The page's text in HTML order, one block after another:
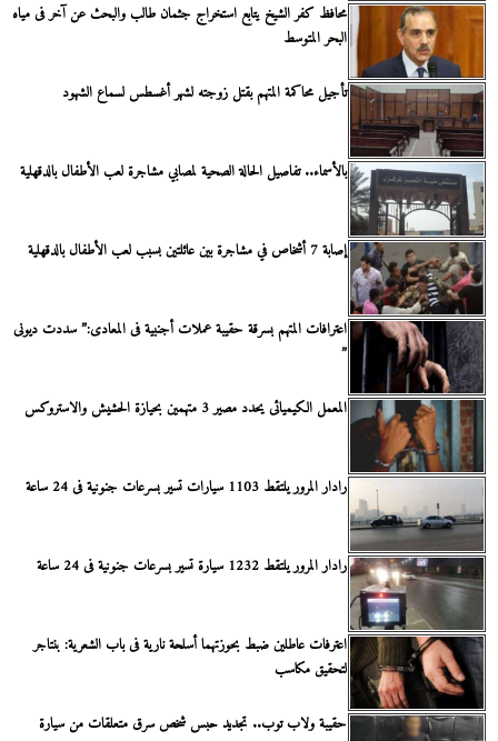
محافظ كفر الشيخ يتابع استخراج جثمان طالب والبحث عن آخر فى مياه
البحر المتوسط
تأجيل محاكمة المتهم بقتل زوجته لشهر أغسطس لسماع الشهود
بالأسماء.. تفاصيل الحالة الصحية لمصابي مشاجرة لعب الأطفال بالدقهلية
إصابة 7 أشخاص في مشاجرة بين عائلتين بسبب لعب الأطفال بالدقهلية
اعترافات المتهم بسرقة حقيبة عملات أجنبية فى المعادى:” سددت ديونى
”
المعمل الكيميائى يحدد مصير 3 متهمين بحيازة الحشيش والاستروكس
رادار المرور يلتقط 1103 سيارات تسير بسرعات جنونية فى 24 ساعة
رادار المرور يلتقط 1232 سيارة تسير بسرعات جنونية فى 24 ساعة
اعترفات عاطلين ضبط بحوزتهما أسلحة نارية فى باب الشعرية: بنتاجر
لتحقيق مكاسب
حقيبة ولاب توب.. تجديد حبس شخص سرق متعلقات من سيارة